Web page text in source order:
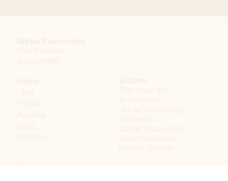
Impressum
Facebook